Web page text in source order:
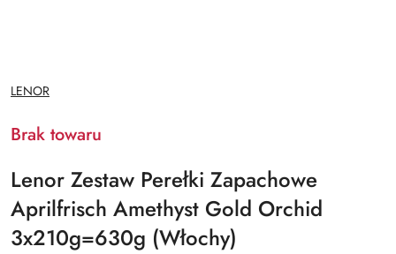
NAZWA
PRODUCENTA:
LENOR
Brak towaru
Lenor Zestaw Perełki Zapachowe
Aprilfrisch Amethyst Gold Orchid
3x210g=630g (Włochy)